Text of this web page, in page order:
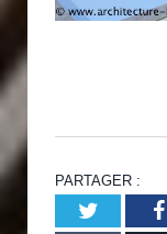
PARTAGER :
Twitter